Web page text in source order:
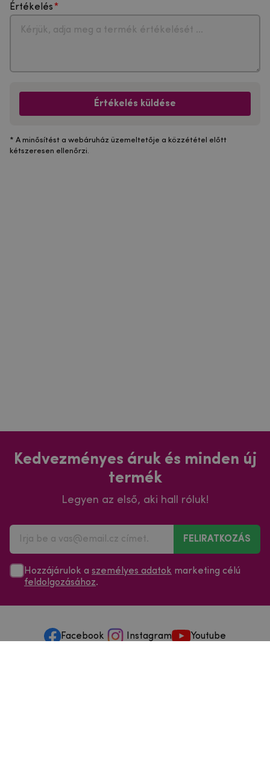
Értékelés
Értékelés küldése
* A minősítést a webáruház üzemeltetője a közzététel előtt
kétszeresen ellenőrzi.
Kedvezményes áruk és minden új
termék
Legyen az első, aki hall róluk!
FELIRATKOZÁS
Hozzájárulok a személyes adatok marketing célú
feldolgozásához.
Facebook Instagram Youtube